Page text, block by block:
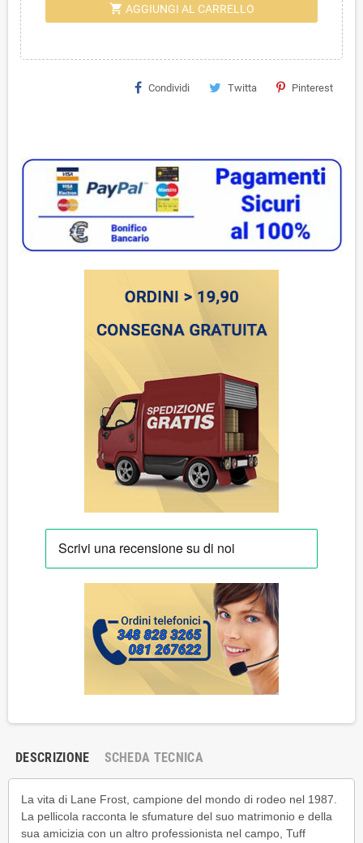
shopping_cart AGGIUNGI AL CARRELLO
Condividi Twitta Pinterest
DESCRIZIONE SCHEDA TECNICA
La vita di Lane Frost, campione del mondo di rodeo nel 1987.
La pellicola racconta le sfumature del suo matrimonio e della
sua amicizia con un altro professionista nel campo, Tuff